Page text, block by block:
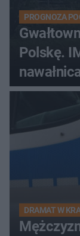
PROGNOZA
Polskę.
DRAMAT W